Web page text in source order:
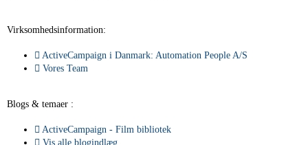
Virksomhedsinformation:
ActiveCampaign i Danmark: Automation People A/S
Vores Team
Blogs & temaer :
ActiveCampaign - Film bibliotek
Vis alle blogindlæg